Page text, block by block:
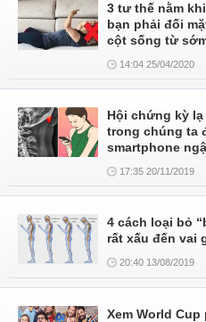
3 tư thế nằm
bạn phải đối
cột sống từ
14:04 25/04/2020
Hội chứng kỳ
trong chúng ta
smartphone
17:35 20/11/2019
4 cách loại bỏ
rất xấu đến vai
20:40 13/08/2019
Xem World